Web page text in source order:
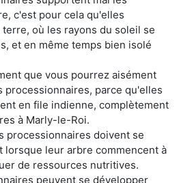
c'est pour cela qu'elles
où les rayons du soleil se
et en même temps bien isolé
que vous pourrez aisément
processionnaires, parce qu'elles
en file indienne, complètement
à Marly-le-Roi.
processionnaires doivent se
lorsque leur arbre commencent à
de ressources nutritives.
peuvent se développer